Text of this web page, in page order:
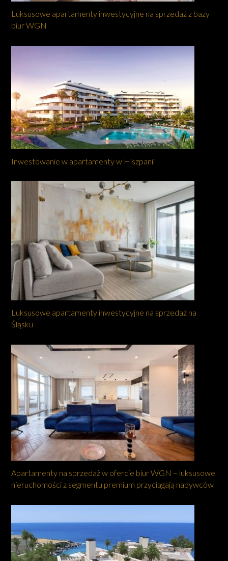
Luksusowe apartamenty inwestycyjne na sprzedaż z bazy
biur WGN
Inwestowanie w apartamenty w Hiszpanii
Luksusowe apartamenty inwestycyjne na sprzedaż na
Śląsku
Apartamenty na sprzedaż w ofercie biur WGN – luksusowe
nieruchomości z segmentu premium przyciągają nabywców